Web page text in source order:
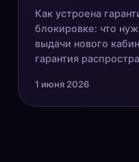
Как устроена
блокировке: что
выдачи нового
гарантия
1 июня 2026